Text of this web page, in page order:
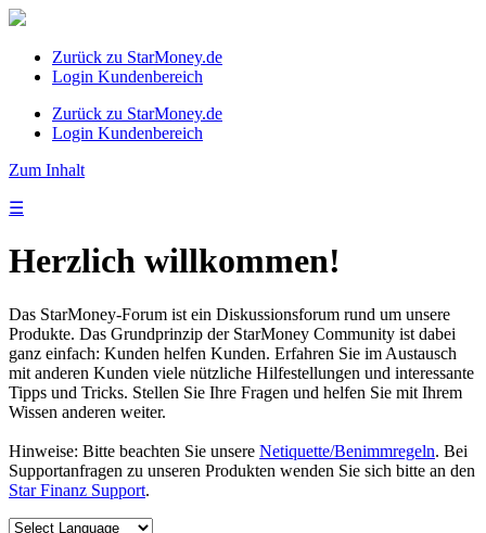
Zurück zu StarMoney.de
Login Kundenbereich
Zurück zu StarMoney.de
Login Kundenbereich
Zum Inhalt
☰
Herzlich willkommen!
Das StarMoney-Forum ist ein Diskussionsforum rund um unsere
Produkte. Das Grundprinzip der StarMoney Community ist dabei
ganz einfach: Kunden helfen Kunden. Erfahren Sie im Austausch
mit anderen Kunden viele nützliche Hilfestellungen und interessante
Tipps und Tricks. Stellen Sie Ihre Fragen und helfen Sie mit Ihrem
Wissen anderen weiter.
Hinweise: Bitte beachten Sie unsere Netiquette/Benimmregeln. Bei
Supportanfragen zu unseren Produkten wenden Sie sich bitte an den
Star Finanz Support.